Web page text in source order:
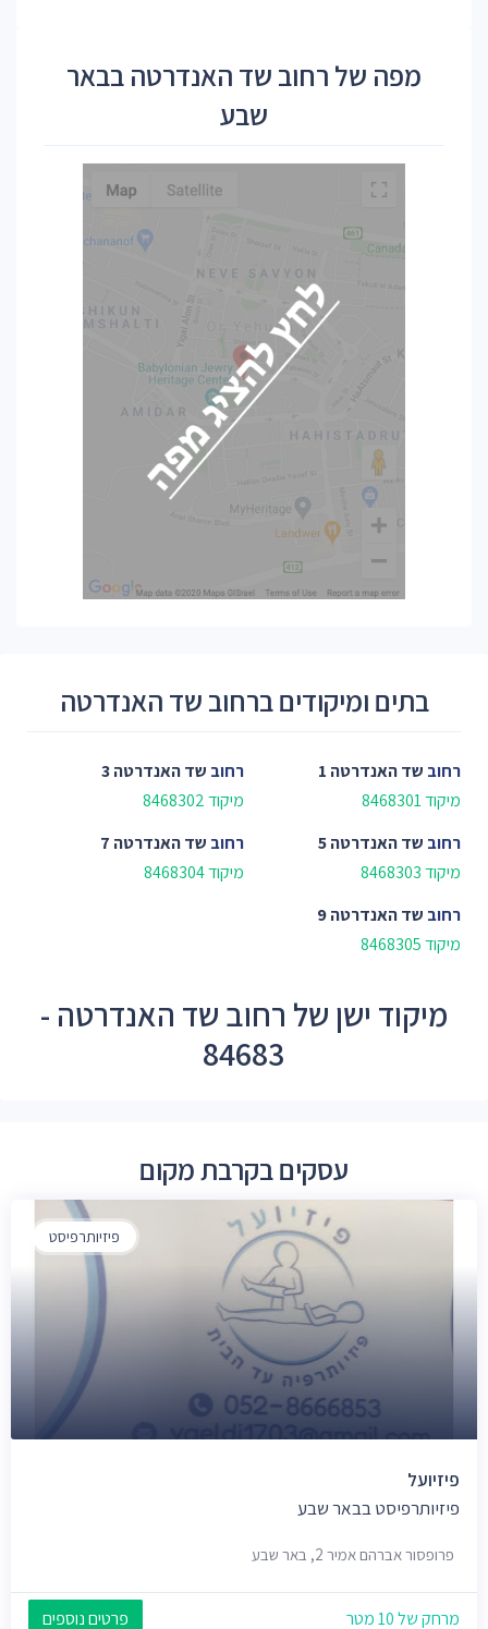
מפה של רחוב שד האנדרטה בבאר
שבע
בתים ומיקודים ברחוב שד האנדרטה
רחוב שד האנדרטה 1
מיקוד 8468301
רחוב שד האנדרטה 3
מיקוד 8468302
רחוב שד האנדרטה 5
מיקוד 8468303
רחוב שד האנדרטה 7
מיקוד 8468304
רחוב שד האנדרטה 9
מיקוד 8468305
מיקוד ישן של רחוב שד האנדרטה -
84683
עסקים בקרבת מקום
פיזיותרפיסט
פיזיועל
פיזיותרפיסט בבאר שבע
פרופסור אברהם אמיר 2, באר שבע
מרחק של 10 מטר פרטים נוספים